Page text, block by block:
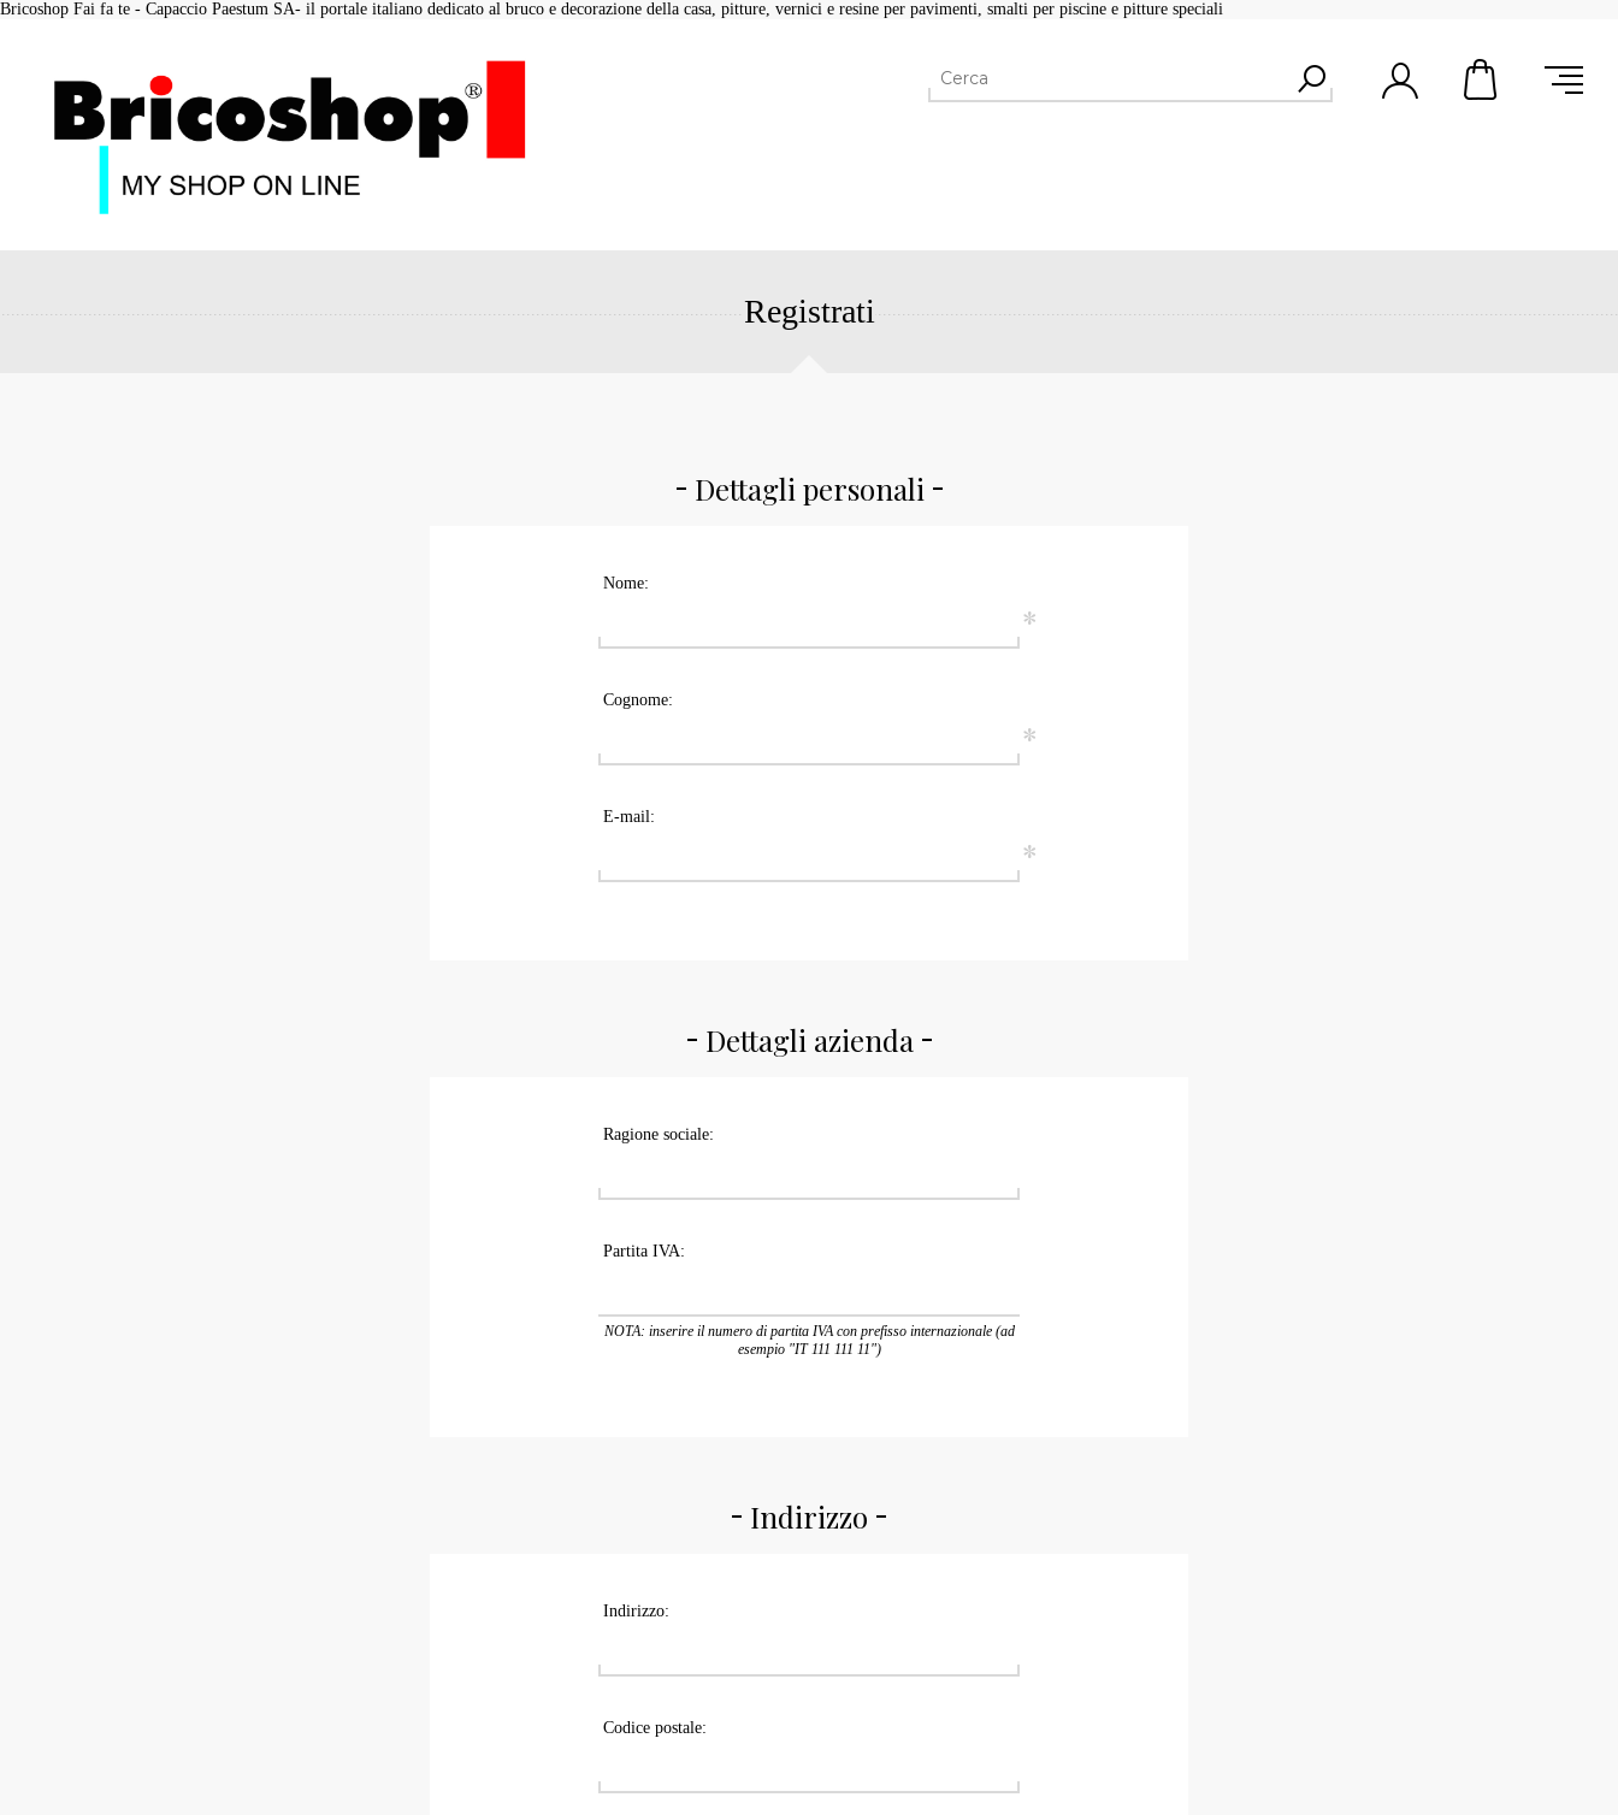
Bricoshop Fai fa te - Capaccio Paestum SA- il portale italiano dedicato al bruco e decorazione della casa, pitture, vernici e resine per pavimenti, smalti per piscine e pitture speciali
Registrati
Dettagli personali
Nome:
*
Cognome:
*
E-mail:
*
Dettagli azienda
Ragione sociale:
Partita IVA:
NOTA: inserire il numero di partita IVA con prefisso internazionale (ad
esempio "IT 111 111 11")
Indirizzo
Indirizzo:
Codice postale: